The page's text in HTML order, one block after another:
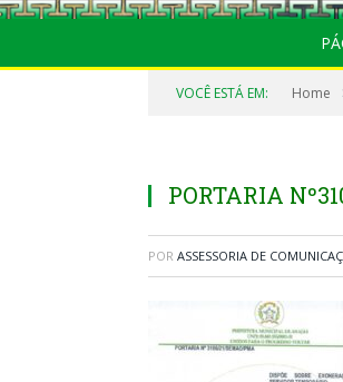
VOCÊ ESTÁ EM: Home
PORTARIA
POR ASSESSORIA DE